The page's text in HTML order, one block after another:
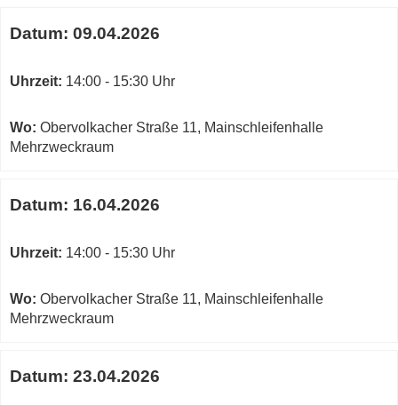
Datum: 09.04.2026
Uhrzeit: 14:00 - 15:30 Uhr
Wo: Obervolkacher Straße 11, Mainschleifenhalle
Mehrzweckraum
Datum: 16.04.2026
Uhrzeit: 14:00 - 15:30 Uhr
Wo: Obervolkacher Straße 11, Mainschleifenhalle
Mehrzweckraum
Datum: 23.04.2026